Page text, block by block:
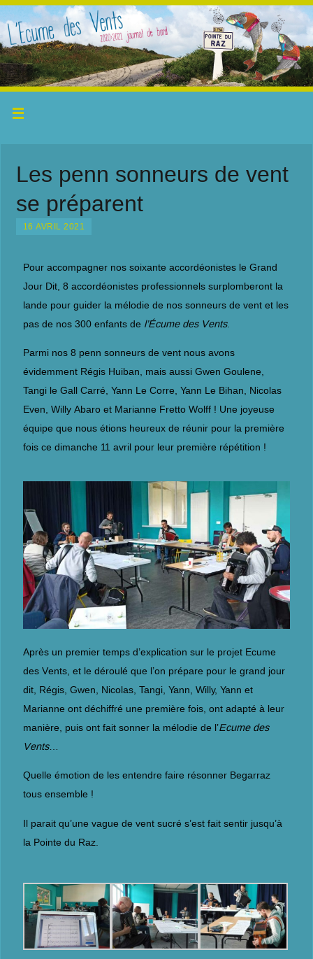
Les penn sonneurs de vent
se préparent
16 AVRIL 2021
Pour accompagner nos soixante accordéonistes le Grand
Jour Dit, 8 accordéonistes professionnels surplomberont la
lande pour guider la mélodie de nos sonneurs de vent et les
pas de nos 300 enfants de l’Écume des Vents.
Parmi nos 8 penn sonneurs de vent nous avons
évidemment Régis Huiban, mais aussi Gwen Goulene,
Tangi le Gall Carré, Yann Le Corre, Yann Le Bihan, Nicolas
Even, Willy Abaro et Marianne Fretto Wolff ! Une joyeuse
équipe que nous étions heureux de réunir pour la première
fois ce dimanche 11 avril pour leur première répétition !
Après un premier temps d’explication sur le projet Ecume
des Vents, et le déroulé que l’on prépare pour le grand jour
dit, Régis, Gwen, Nicolas, Tangi, Yann, Willy, Yann et
Marianne ont déchiffré une première fois, ont adapté à leur
manière, puis ont fait sonner la mélodie de l’Ecume des
Vents…
Quelle émotion de les entendre faire résonner Begarraz
tous ensemble !
Il parait qu’une vague de vent sucré s’est fait sentir jusqu’à
la Pointe du Raz.